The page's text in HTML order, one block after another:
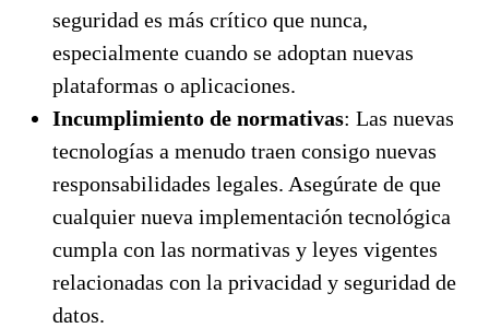
seguridad es más crítico que nunca,
especialmente cuando se adoptan nuevas
plataformas o aplicaciones.
Incumplimiento de normativas: Las nuevas
tecnologías a menudo traen consigo nuevas
responsabilidades legales. Asegúrate de que
cualquier nueva implementación tecnológica
cumpla con las normativas y leyes vigentes
relacionadas con la privacidad y seguridad de
datos.